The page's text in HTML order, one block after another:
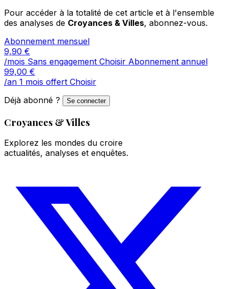
Pour accéder à la totalité de cet article et à l'ensemble
des analyses de Croyances & Villes, abonnez-vous.
Abonnement mensuel
9,90 €
/mois Sans engagement Choisir Abonnement annuel
99,00 €
/an 1 mois offert Choisir
Déjà abonné ?
Se connecter
Croyances & Villes
Explorez les mondes du croire
actualités, analyses et enquêtes.